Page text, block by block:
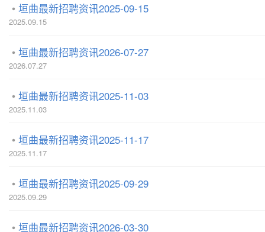
垣曲最新招聘资讯2025-09-15
2025.09.15
垣曲最新招聘资讯2026-07-27
2026.07.27
垣曲最新招聘资讯2025-11-03
2025.11.03
垣曲最新招聘资讯2025-11-17
2025.11.17
垣曲最新招聘资讯2025-09-29
2025.09.29
垣曲最新招聘资讯2026-03-30